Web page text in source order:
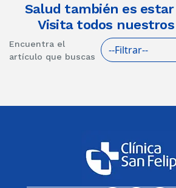
Salud también es
Visita todos
Encuentra el
artículo que buscas